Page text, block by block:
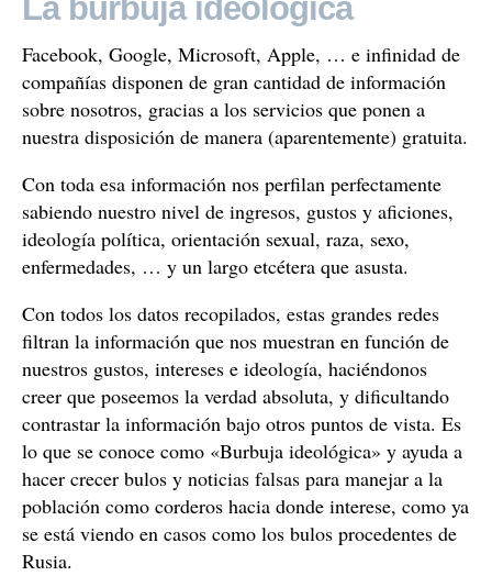
La burbuja ideológica
Facebook, Google, Microsoft, Apple, … e infinidad de
compañías disponen de gran cantidad de información
sobre nosotros, gracias a los servicios que ponen a
nuestra disposición de manera (aparentemente) gratuita.
Con toda esa información nos perfilan perfectamente
sabiendo nuestro nivel de ingresos, gustos y aficiones,
ideología política, orientación sexual, raza, sexo,
enfermedades, … y un largo etcétera que asusta.
Con todos los datos recopilados, estas grandes redes
filtran la información que nos muestran en función de
nuestros gustos, intereses e ideología, haciéndonos
creer que poseemos la verdad absoluta, y dificultando
contrastar la información bajo otros puntos de vista. Es
lo que se conoce como «Burbuja ideológica» y ayuda a
hacer crecer bulos y noticias falsas para manejar a la
población como corderos hacia donde interese, como ya
se está viendo en casos como los bulos procedentes de
Rusia.